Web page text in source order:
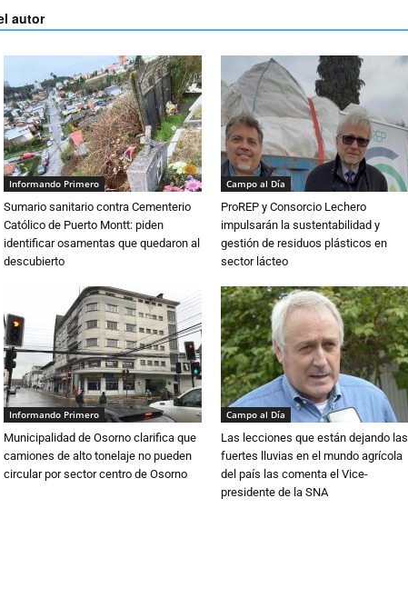
autor
Informando Primero
Sumario sanitario contra Cementerio
Católico de Puerto Montt: piden
identificar osamentas que quedaron al
descubierto
Campo al Día
ProREP y Consorcio Lechero
impulsarán la sustentabilidad y
gestión de residuos plásticos en
sector lácteo
Informando Primero
Municipalidad de Osorno clarifica que
camiones de alto tonelaje no pueden
circular por sector centro de Osorno
Campo al Día
Las lecciones que están dejando las
fuertes lluvias en el mundo agrícola
del país las comenta el Vice-
presidente de la SNA